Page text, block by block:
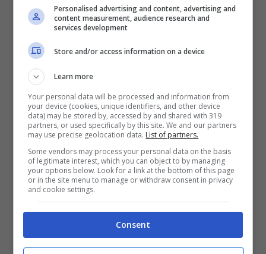
gamma di abilità inAragami 2per svolgere
una serie di compiti al fine di raggiungere
l’obiettivo principale: contattare un
informatore anonimo che è entrato in
contatto con il clan Aragami per fornire
informazione.
Aragami 2
uscirà su PlayStation 4, PlayStation
5, Xbox One, Xbox Series S/X e PC il 17
settembre 2021. I membri di Game Pass
possono già pre-scaricare il gioco tramite la
Personalised advertising and content, advertising and
content measurement, audience research and
services development
Store and/or access information on a device
Learn more
Your personal data will be processed and information from
your device (cookies, unique identifiers, and other device
data) may be stored by, accessed by and shared with 319
partners, or used specifically by this site. We and our partners
may use precise geolocation data. List of partners.
Some vendors may process your personal data on the basis
of legitimate interest, which you can object to by managing
your options below. Look for a link at the bottom of this page
or in the site menu to manage or withdraw consent in privacy
and cookie settings.
Consent